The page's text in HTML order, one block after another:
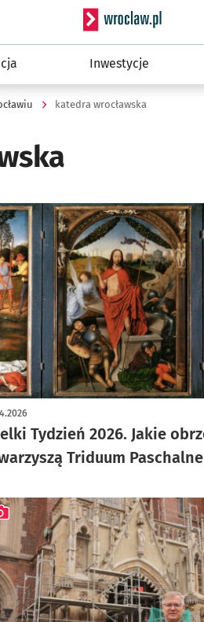
Serwis
Inwestycje
katedra wrocławska
Tydzień 2026. Jakie
Triduum